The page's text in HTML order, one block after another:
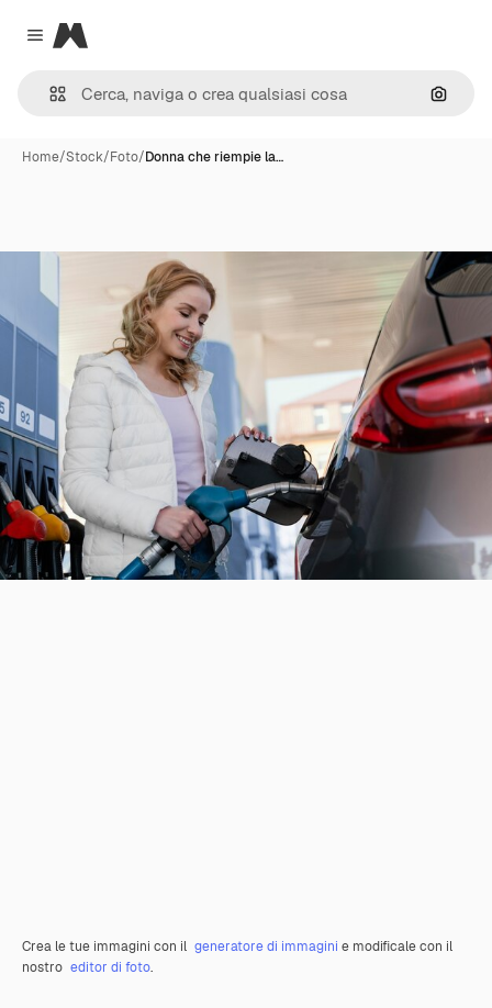
Close menu
Magnific
Cerca
Home/Stock/Foto/Donna che riempie la…
Crea le tue immagini con il generatore di immagini e modificale con il
nostro editor di foto.